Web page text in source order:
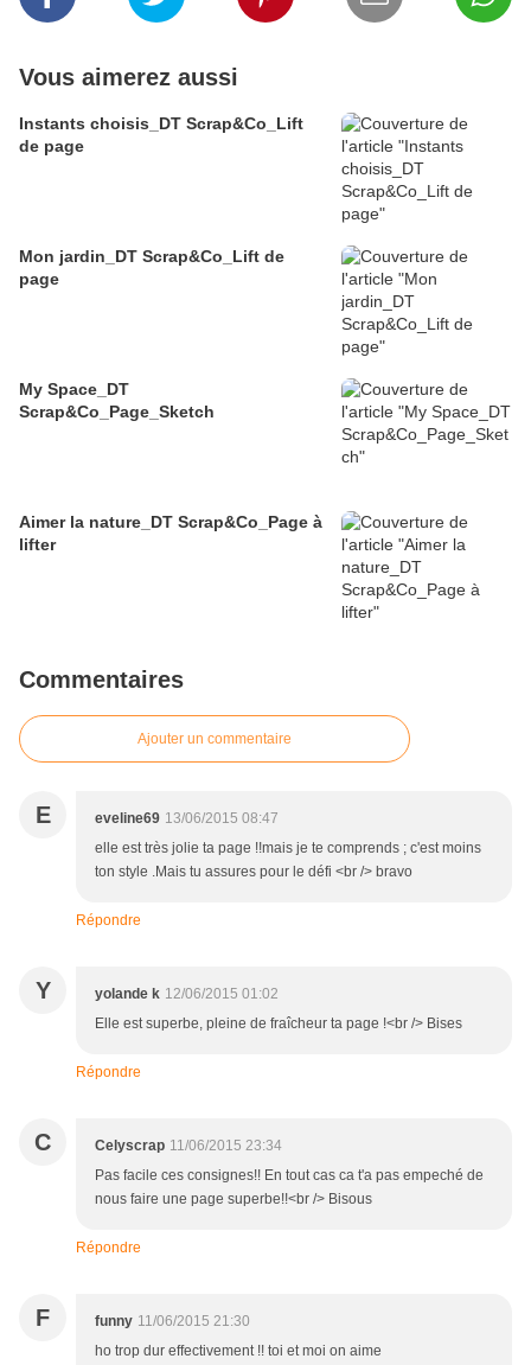
Vous aimerez aussi
Instants choisis_DT Scrap&Co_Lift
de page
Mon jardin_DT Scrap&Co_Lift de
page
My Space_DT
Scrap&Co_Page_Sketch
Aimer la nature_DT Scrap&Co_Page à
lifter
Commentaires
Ajouter un commentaire
E eveline69 13/06/2015 08:47
elle est très jolie ta page !!mais je te comprends ; c'est moins
ton style .Mais tu assures pour le défi <br /> bravo
Répondre
Y yolande k 12/06/2015 01:02
Elle est superbe, pleine de fraîcheur ta page !<br /> Bises
Répondre
C Celyscrap 11/06/2015 23:34
Pas facile ces consignes!! En tout cas ca t'a pas empeché de
nous faire une page superbe!!<br /> Bisous
Répondre
F funny 11/06/2015 21:30
ho trop dur effectivement !! toi et moi on aime